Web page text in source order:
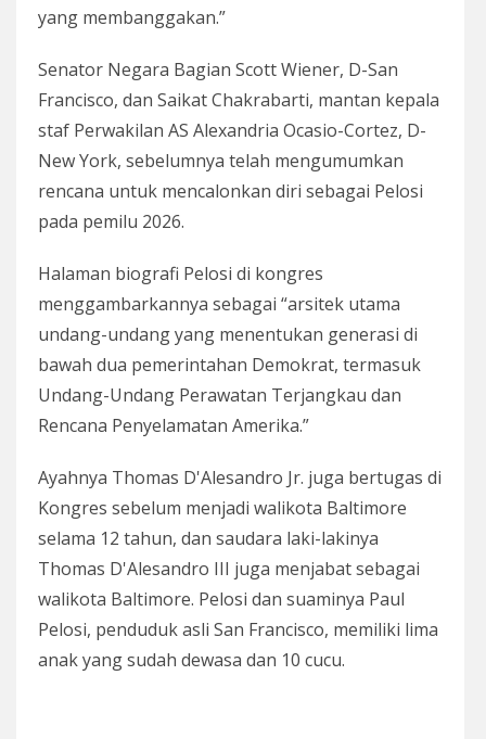
yang membanggakan.”
Senator Negara Bagian Scott Wiener, D-San
Francisco, dan Saikat Chakrabarti, mantan kepala
staf Perwakilan AS Alexandria Ocasio-Cortez, D-
New York, sebelumnya telah mengumumkan
rencana untuk mencalonkan diri sebagai Pelosi
pada pemilu 2026.
Halaman biografi Pelosi di kongres
menggambarkannya sebagai “arsitek utama
undang-undang yang menentukan generasi di
bawah dua pemerintahan Demokrat, termasuk
Undang-Undang Perawatan Terjangkau dan
Rencana Penyelamatan Amerika.”
Ayahnya Thomas D'Alesandro Jr. juga bertugas di
Kongres sebelum menjadi walikota Baltimore
selama 12 tahun, dan saudara laki-lakinya
Thomas D'Alesandro III juga menjabat sebagai
walikota Baltimore. Pelosi dan suaminya Paul
Pelosi, penduduk asli San Francisco, memiliki lima
anak yang sudah dewasa dan 10 cucu.